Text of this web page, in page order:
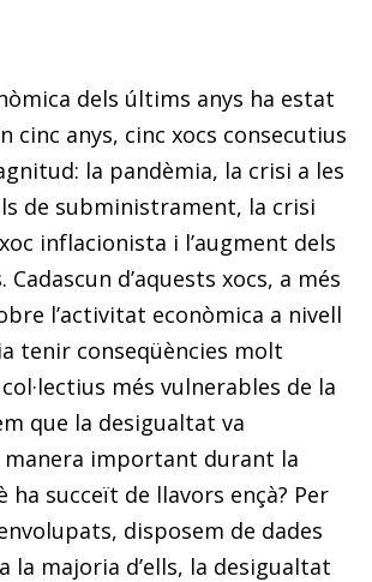
dels últims anys ha estat
cinc anys, cinc xocs consecutius
la pandèmia, la crisi a les
de subministrament, la crisi
inflacionista i l’augment dels
Cadascun d’aquests xocs, a més
l’activitat econòmica a nivell
tenir conseqüències molt
més vulnerables de la
que la desigualtat va
manera important durant la
ha succeït de llavors ençà? Per
disposem de dades
la majoria d’ells, la desigualtat